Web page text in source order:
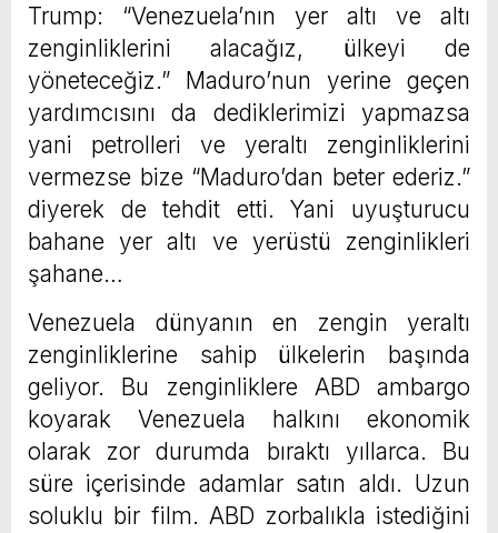
Trump: “Venezuela’nın yer altı ve altı
zenginliklerini alacağız, ülkeyi de
yöneteceğiz.” Maduro’nun yerine geçen
yardımcısını da dediklerimizi yapmazsa
yani petrolleri ve yeraltı zenginliklerini
vermezse bize “Maduro’dan beter ederiz.”
diyerek de tehdit etti. Yani uyuşturucu
bahane yer altı ve yerüstü zenginlikleri
şahane…
Venezuela dünyanın en zengin yeraltı
zenginliklerine sahip ülkelerin başında
geliyor. Bu zenginliklere ABD ambargo
koyarak Venezuela halkını ekonomik
olarak zor durumda bıraktı yıllarca. Bu
süre içerisinde adamlar satın aldı. Uzun
soluklu bir film. ABD zorbalıkla istediğini